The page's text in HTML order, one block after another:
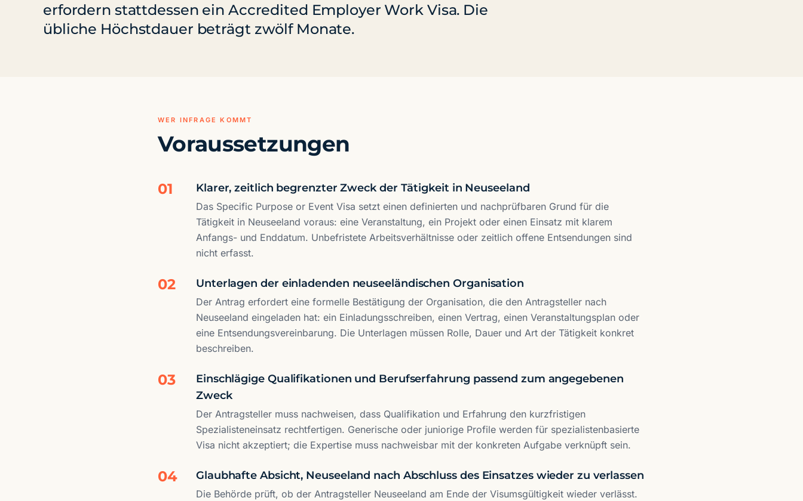
erfordern stattdessen ein Accredited Employer Work Visa. Die
übliche Höchstdauer beträgt zwölf Monate.
WER INFRAGE KOMMT
Voraussetzungen
01 Klarer, zeitlich begrenzter Zweck der Tätigkeit in Neuseeland
Das Specific Purpose or Event Visa setzt einen definierten und nachprüfbaren Grund für die
Tätigkeit in Neuseeland voraus: eine Veranstaltung, ein Projekt oder einen Einsatz mit klarem
Anfangs- und Enddatum. Unbefristete Arbeitsverhältnisse oder zeitlich offene Entsendungen sind
nicht erfasst.
02 Unterlagen der einladenden neuseeländischen Organisation
Der Antrag erfordert eine formelle Bestätigung der Organisation, die den Antragsteller nach
Neuseeland eingeladen hat: ein Einladungsschreiben, einen Vertrag, einen Veranstaltungsplan oder
eine Entsendungsvereinbarung. Die Unterlagen müssen Rolle, Dauer und Art der Tätigkeit konkret
beschreiben.
03
Einschlägige Qualifikationen und Berufserfahrung passend zum angegebenen
Zweck
Der Antragsteller muss nachweisen, dass Qualifikation und Erfahrung den kurzfristigen
Spezialisteneinsatz rechtfertigen. Generische oder juniorige Profile werden für spezialistenbasierte
Visa nicht akzeptiert; die Expertise muss nachweisbar mit der konkreten Aufgabe verknüpft sein.
04 Glaubhafte Absicht, Neuseeland nach Abschluss des Einsatzes wieder zu verlassen
Die Behörde prüft, ob der Antragsteller Neuseeland am Ende der Visumsgültigkeit wieder verlässt.